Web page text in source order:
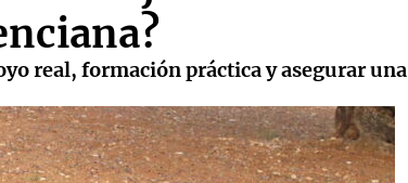
real, formación práctica y asegurar una